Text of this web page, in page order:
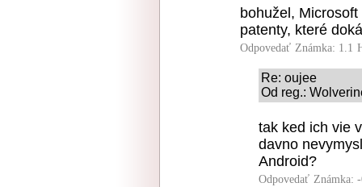
bohužel,
patenty, které
Odpovedať Známka: 1.1
Re: oujee
Od reg.:
tak ked ich vie
davno
Android?
Odpovedať Známka: